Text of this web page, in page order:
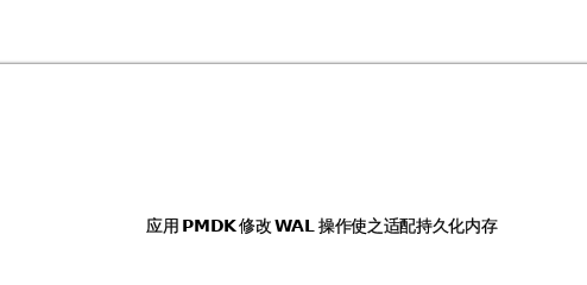
应用 PMDK修改 WAL 操作使之适配持久化内存